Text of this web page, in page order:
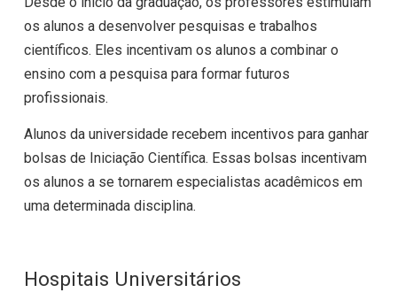
os alunos a desenvolver pesquisas e trabalhos
científicos. Eles incentivam os alunos a combinar o
ensino com a pesquisa para formar futuros
profissionais.
Alunos da universidade recebem incentivos para ganhar
bolsas de Iniciação Científica. Essas bolsas incentivam
os alunos a se tornarem especialistas acadêmicos em
uma determinada disciplina.
Hospitais Universitários